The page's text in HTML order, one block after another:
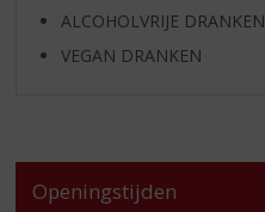
ALCOHOLVRIJE DRANKEN
VEGAN DRANKEN
Openingstijden